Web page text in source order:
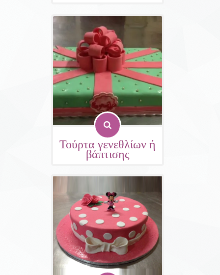
Τούρτα γενεθλίων ή
βάπτισης